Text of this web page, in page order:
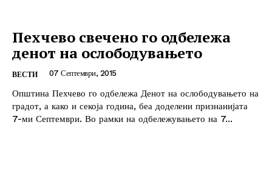
Пехчево свечено го одбележа
денот на ослободувањето
ВЕСТИ 07 Септември, 2015
Општина Пехчево го одбележа Денот на ослободувањето на
градот, а како и секоја година, беа доделени признанијата
7-ми Септември. Во рамки на одбележувањето на 7...